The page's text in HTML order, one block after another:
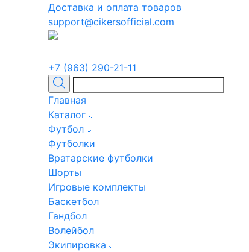
Доставка и оплата товаров
support@cikersofficial.com
+7 (963) 290-21-11
Главная
Каталог
Футбол
Футболки
Вратарские футболки
Шорты
Игровые комплекты
Баскетбол
Гандбол
Волейбол
Экипировка